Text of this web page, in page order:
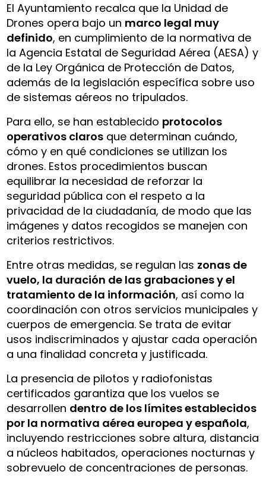
El Ayuntamiento recalca que la Unidad de
Drones opera bajo un marco legal muy
definido, en cumplimiento de la normativa de
la Agencia Estatal de Seguridad Aérea (AESA) y
de la Ley Orgánica de Protección de Datos,
además de la legislación específica sobre uso
de sistemas aéreos no tripulados.
Para ello, se han establecido protocolos
operativos claros que determinan cuándo,
cómo y en qué condiciones se utilizan los
drones. Estos procedimientos buscan
equilibrar la necesidad de reforzar la
seguridad pública con el respeto a la
privacidad de la ciudadanía, de modo que las
imágenes y datos recogidos se manejen con
criterios restrictivos.
Entre otras medidas, se regulan las zonas de
vuelo, la duración de las grabaciones y el
tratamiento de la información, así como la
coordinación con otros servicios municipales y
cuerpos de emergencia. Se trata de evitar
usos indiscriminados y ajustar cada operación
a una finalidad concreta y justificada.
La presencia de pilotos y radiofonistas
certificados garantiza que los vuelos se
desarrollen dentro de los límites establecidos
por la normativa aérea europea y española,
incluyendo restricciones sobre altura, distancia
a núcleos habitados, operaciones nocturnas y
sobrevuelo de concentraciones de personas.